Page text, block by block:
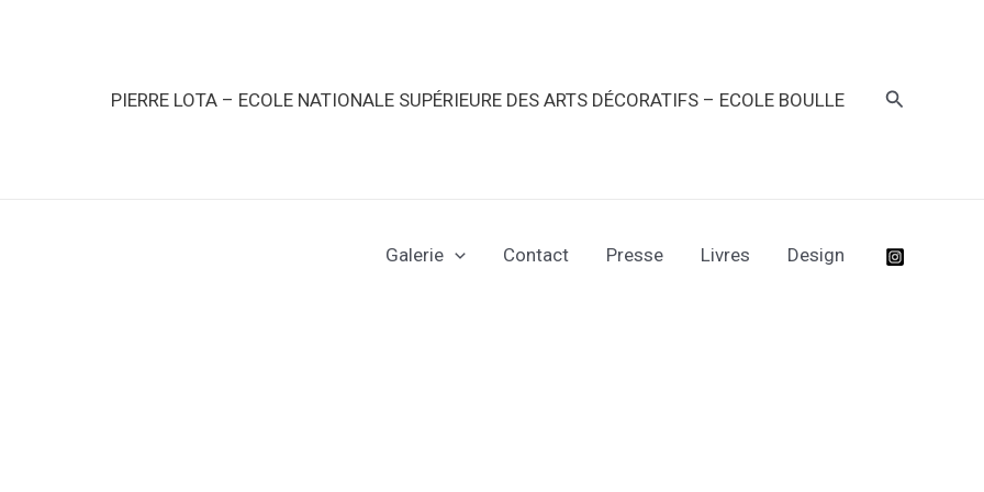
PIERRE LOTA – ECOLE NATIONALE SUPÉRIEURE DES ARTS DÉCORATIFS – ECOLE BOULLE
Galerie Contact Presse Livres Design